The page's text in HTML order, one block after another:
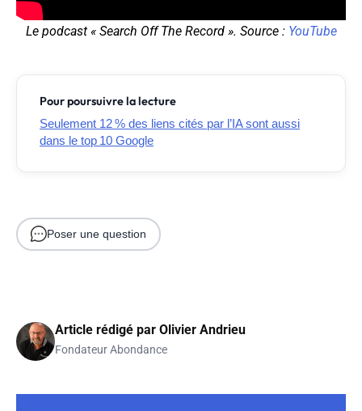
Le podcast « Search Off The Record ». Source : YouTube
Pour poursuivre la lecture
Seulement 12 % des liens cités par l’IA sont aussi
dans le top 10 Google
Poser une question
Article rédigé par Olivier Andrieu
Fondateur Abondance